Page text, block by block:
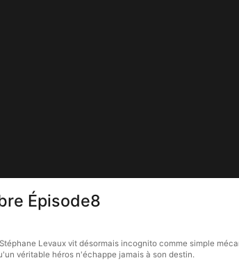
Épisode8
Levaux vit désormais incognito comme simple
véritable héros n'échappe jamais à son destin.